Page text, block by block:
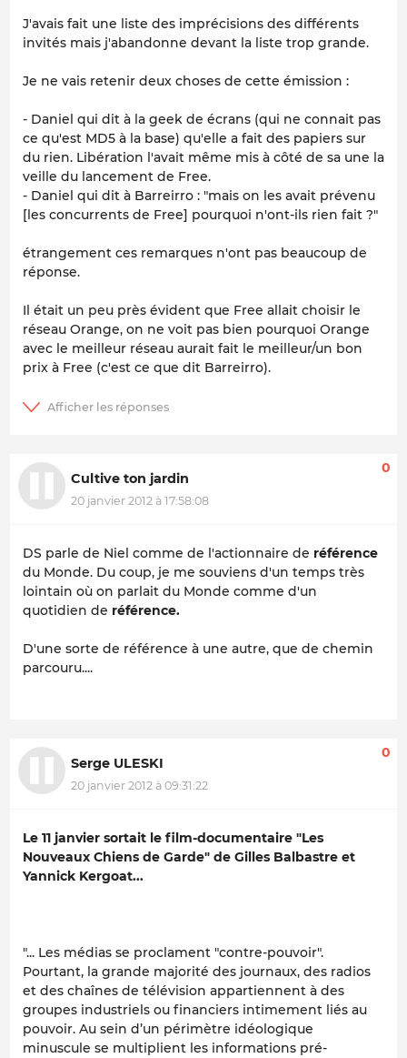
J'avais fait une liste des imprécisions des différents
invités mais j'abandonne devant la liste trop grande.
Je ne vais retenir deux choses de cette émission :
- Daniel qui dit à la geek de écrans (qui ne connait pas
ce qu'est MD5 à la base) qu'elle a fait des papiers sur
du rien. Libération l'avait même mis à côté de sa une la
veille du lancement de Free.
- Daniel qui dit à Barreirro : "mais on les avait prévenu
[les concurrents de Free] pourquoi n'ont-ils rien fait ?"
étrangement ces remarques n'ont pas beaucoup de
réponse.
Il était un peu près évident que Free allait choisir le
réseau Orange, on ne voit pas bien pourquoi Orange
avec le meilleur réseau aurait fait le meilleur/un bon
prix à Free (c'est ce que dit Barreirro).
Cultive ton jardin
20 janvier 2012 à 17:58:08
0
DS parle de Niel comme de l'actionnaire de référence
du Monde. Du coup, je me souviens d'un temps très
lointain où on parlait du Monde comme d'un
quotidien de référence.
D'une sorte de référence à une autre, que de chemin
parcouru....
Serge ULESKI
20 janvier 2012 à 09:31:22
0
Le 11 janvier sortait le film-documentaire "Les
Nouveaux Chiens de Garde" de Gilles Balbastre et
Yannick Kergoat...
"... Les médias se proclament "contre-pouvoir".
Pourtant, la grande majorité des journaux, des radios
et des chaînes de télévision appartiennent à des
groupes industriels ou financiers intimement liés au
pouvoir. Au sein d’un périmètre idéologique
minuscule se multiplient les informations pré-